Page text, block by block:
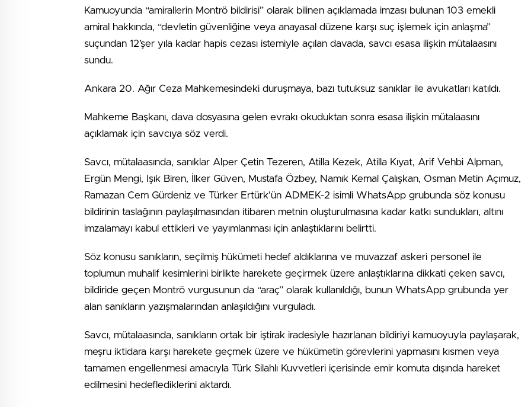
Kamuoyunda “amirallerin Montrö bildirisi” olarak bilinen açıklamada imzası bulunan 103 emekli
amiral hakkında, “devletin güvenliğine veya anayasal düzene karşı suç işlemek için anlaşma”
suçundan 12’şer yıla kadar hapis cezası istemiyle açılan davada, savcı esasa ilişkin mütalaasını
sundu.
Ankara 20. Ağır Ceza Mahkemesindeki duruşmaya, bazı tutuksuz sanıklar ile avukatları katıldı.
Mahkeme Başkanı, dava dosyasına gelen evrakı okuduktan sonra esasa ilişkin mütalaasını
açıklamak için savcıya söz verdi.
Savcı, mütalaasında, sanıklar Alper Çetin Tezeren, Atilla Kezek, Atilla Kıyat, Arif Vehbi Alpman,
Ergün Mengi, Işık Biren, İlker Güven, Mustafa Özbey, Namık Kemal Çalışkan, Osman Metin Açımuz,
Ramazan Cem Gürdeniz ve Türker Ertürk’ün ADMEK-2 isimli WhatsApp grubunda söz konusu
bildirinin taslağının paylaşılmasından itibaren metnin oluşturulmasına kadar katkı sundukları, altını
imzalamayı kabul ettikleri ve yayımlanması için anlaştıklarını belirtti.
Söz konusu sanıkların, seçilmiş hükümeti hedef aldıklarına ve muvazzaf askeri personel ile
toplumun muhalif kesimlerini birlikte harekete geçirmek üzere anlaştıklarına dikkati çeken savcı,
bildiride geçen Montrö vurgusunun da “araç” olarak kullanıldığı, bunun WhatsApp grubunda yer
alan sanıkların yazışmalarından anlaşıldığını vurguladı.
Savcı, mütalaasında, sanıkların ortak bir iştirak iradesiyle hazırlanan bildiriyi kamuoyuyla paylaşarak,
meşru iktidara karşı harekete geçmek üzere ve hükümetin görevlerini yapmasını kısmen veya
tamamen engellenmesi amacıyla Türk Silahlı Kuvvetleri içerisinde emir komuta dışında hareket
edilmesini hedeflediklerini aktardı.